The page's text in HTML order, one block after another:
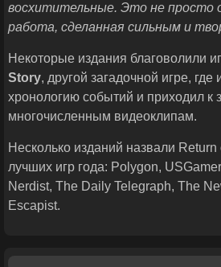
восхитительные. Это не просто
работа, сделанная сильным и
Некоторые издания благоволили
Story, другой загадочной игре, где
хронологию событий и приходил к
многочисленным видеоклипам.
Несколько изданий назвали
лучших игр года: Polygon,
Nerdist, The Daily Telegraph, The
Escapist.